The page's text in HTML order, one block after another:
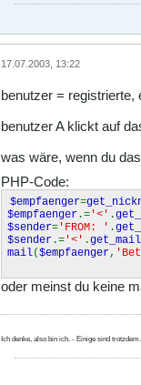
17.07.2003, 13:22
benutzer = registrierte,
benutzer A klickt auf
was wäre, wenn du
PHP-Code:
$empfaenger=
$empfaenger .= '<' .
$sender= 'FROM: ' .
$sender .= '<' .
mail($empfaenger,
oder meinst du keine
Ich denke, also bin ich. - Einige sind trotzdem...